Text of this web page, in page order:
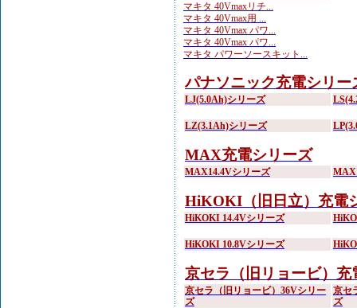
マキタ 40Vmaxリチ...
マキタ 40Vmax用 ...
マキタ 40Vmax パワ...
マキタ 40Vmax パワ...
マキタ パワーソースキット...
パナソニック充電シリー
LJ(5.0Ah)シリーズ
LZ(3.1Ah)シリーズ
MAX充電シリーズ
MAX14.4Vシリーズ
HiKOKI（旧日立）充電
HiKOKI 14.4Vシリーズ
HiKOKI 10.8Vシリーズ
京セラ（旧リョービ）充
京セラ（旧リョービ）36Vシリー
ズ
京セ
ズ